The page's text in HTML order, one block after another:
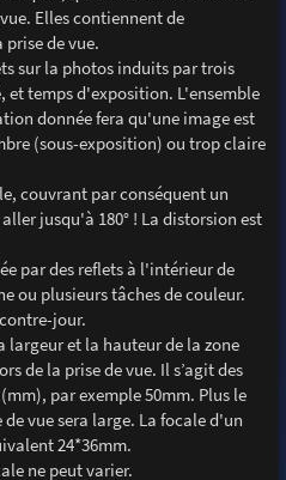
Elles contiennent de
de vue.
sur la photos induits par trois
et temps d'exposition. L'ensemble
donnée fera qu'une image est
(sous-exposition) ou trop claire
couvrant par conséquent un
jusqu'à 180° ! La distorsion est
par des reflets à l'intérieur de
ou plusieurs tâches de couleur.
jour.
largeur et la hauteur de la zone
de la prise de vue. Il s’agit des
par exemple 50mm. Plus le
vue sera large. La focale d'un
24*36mm.
ne peut varier.